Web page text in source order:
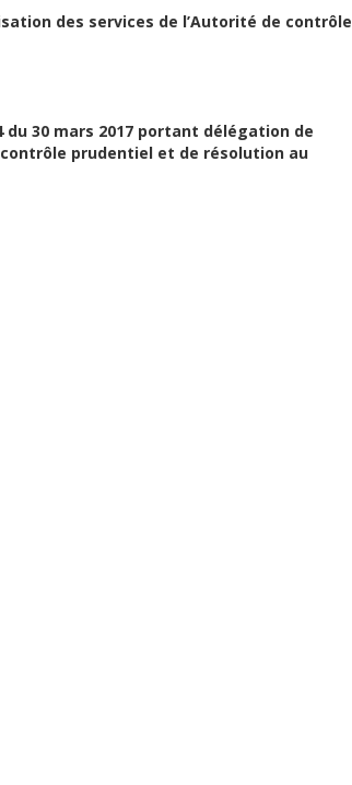
des services de l’Autorité de contrôle
du 30 mars 2017 portant délégation de
prudentiel et de résolution au